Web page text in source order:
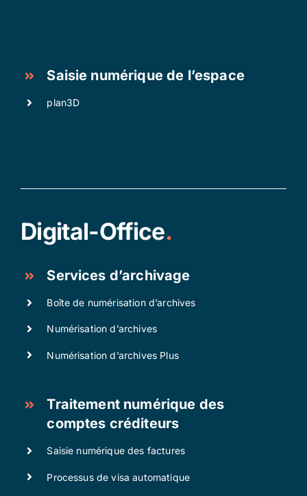
Saisie numérique de l’espace
plan3D
Digital-Office.
Services d’archivage
Boîte de numérisation d’archives
Numérisation d’archives
Numérisation d’archives Plus
Traitement numérique des
comptes créditeurs
Saisie numérique des factures
Processus de visa automatique